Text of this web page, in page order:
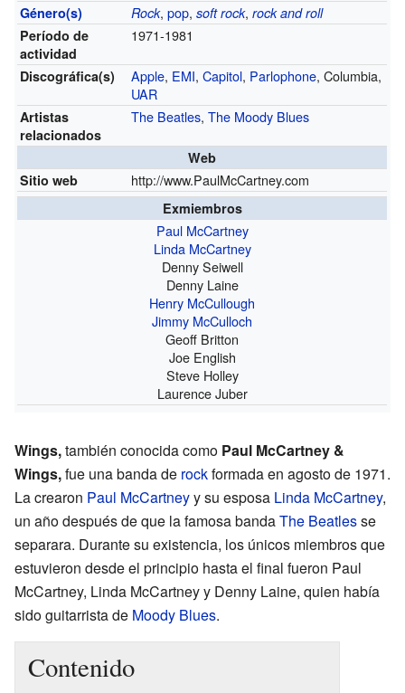
Género(s) Rock,pop,soft rock,rock and roll
Período de
actividad
1971-1981
Discográfica(s) Apple, EMI,Capitol, Parlophone, Columbia,
UAR
Artistas
relacionados
The Beatles,The Moody Blues
Web
Sitio web
http://www.PaulMcCartney.com
Exmiembros
Paul McCartney
Linda McCartney
Denny Seiwell
Denny Laine
Henry McCullough
Jimmy McCulloch
Geoff Britton
Joe English
Steve Holley
Laurence Juber
Wings,también conocida como Paul McCartney &
Wings,fue una banda de rockformada en agosto de 1971.
La crearon Paul McCartneyy su esposa Linda McCartney,
un año después de que la famosa bandaThe Beatlesse
separara. Durante su existencia, los únicos miembros que
estuvieron desde el principio hasta el final fueron Paul
McCartney, Linda McCartney y Denny Laine, quien había
sido guitarrista de Moody Blues.
Contenido